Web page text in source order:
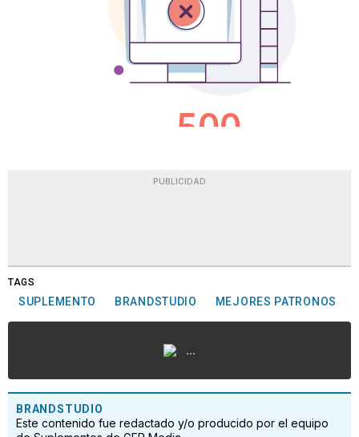
PUBLICIDAD
TAGS
SUPLEMENTO BRANDSTUDIO MEJORES PATRONOS
...
BRANDSTUDIO
Este contenido fue redactado y/o producido por el equipo